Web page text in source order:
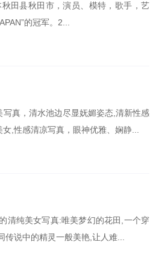
田县秋田市，演员、模特，歌手，艺
的冠军。2...
真，清水池边尽显妩媚姿态,清新性感
,性感清凉写真，眼神优雅、娴静...
清纯美女写真:唯美梦幻的花田,一个穿
传说中的精灵一般美艳,让人难...